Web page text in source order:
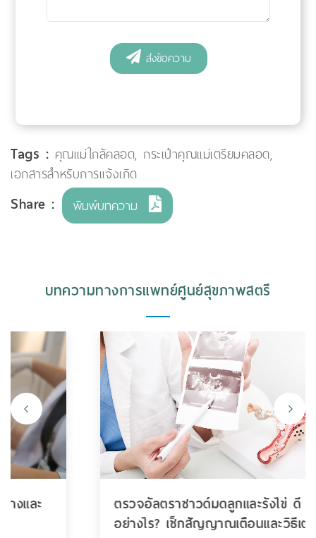
Tags : คุณแม่ใกล้คลอด, กระเป๋าคุณแม่เตรียมคลอด,
เอกสารสำหรับการแจ้งเกิด
Share : พิมพ์บทความ
บทความทางการแพทย์ศูนย์สุขภาพสตรี
ตรวจอัลตราซาวด์มดลูกและรังไข่ ดี
อย่างไร? เช็กสัญญาณเตือนและวิธีเตรียมตัว